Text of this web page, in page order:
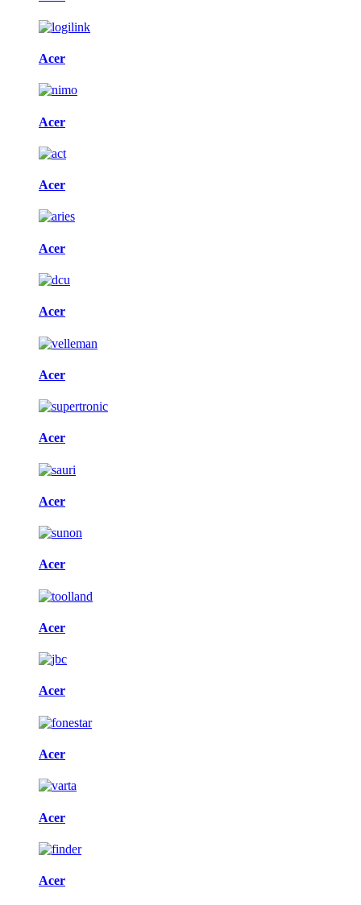
Acer
Acer
Acer
Acer
Acer
Acer
Acer
Acer
Acer
Acer
Acer
Acer
Acer
Acer